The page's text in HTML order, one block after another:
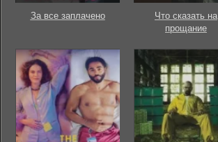
За все заплачено
Что сказать на
прощание